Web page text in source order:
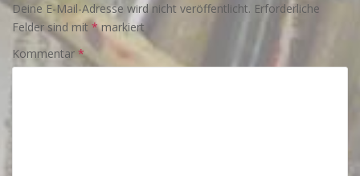
Deine E-Mail-Adresse wird nicht veröffentlicht. Erforderliche
Felder sind mit *markiert
Kommentar *